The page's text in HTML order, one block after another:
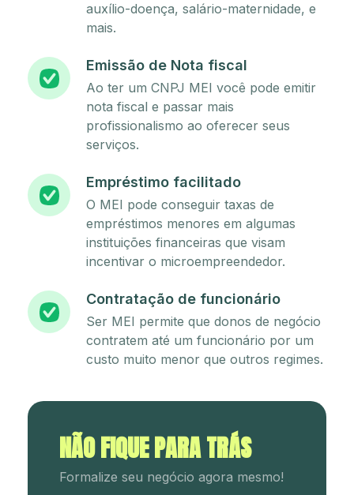
auxílio-doença, salário-maternidade, e
mais.
Emissão de Nota fiscal
Ao ter um CNPJ MEI você pode emitir
nota fiscal e passar mais
profissionalismo ao oferecer seus
serviços.
Empréstimo facilitado
O MEI pode conseguir taxas de
empréstimos menores em algumas
instituições financeiras que visam
incentivar o microempreendedor.
Contratação de funcionário
Ser MEI permite que donos de negócio
contratem até um funcionário por um
custo muito menor que outros regimes.
NÃO FIQUE PARA TRÁS
Formalize seu negócio agora mesmo!